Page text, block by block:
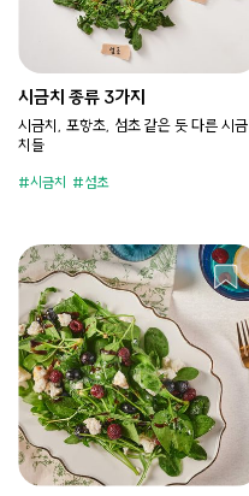
시금치 종류 3가지
시금치, 포항초, 섬초 같은 듯 다른 시금
치들
시금치 섬초